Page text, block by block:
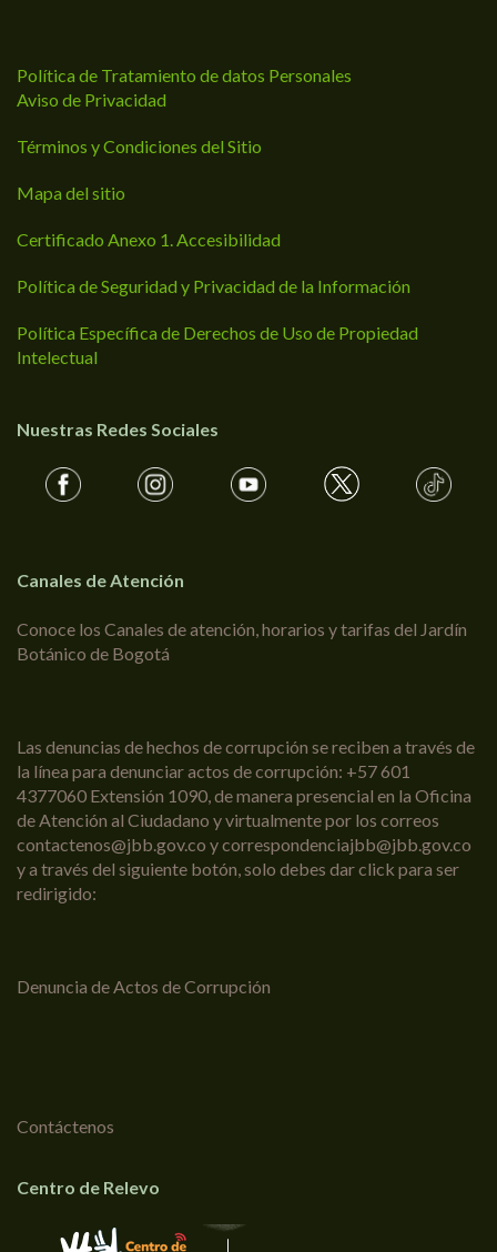
Política de Tratamiento de datos Personales
Aviso de Privacidad
Términos y Condiciones del Sitio
Mapa del sitio
Certificado Anexo 1. Accesibilidad
Política de Seguridad y Privacidad de la Información
Política Específica de Derechos de Uso de Propiedad
Intelectual
Nuestras Redes Sociales
Canales de Atención
Conoce los Canales de atención, horarios y tarifas del Jardín
Botánico de Bogotá
Las denuncias de hechos de corrupción se reciben a través de
la línea para denunciar actos de corrupción: +57 601
4377060 Extensión 1090, de manera presencial en la Oficina
de Atención al Ciudadano y virtualmente por los correos
contactenos@jbb.gov.co y correspondenciajbb@jbb.gov.co
y a través del siguiente botón, solo debes dar click para ser
redirigido:
Denuncia de Actos de Corrupción
Contáctenos
Centro de Relevo